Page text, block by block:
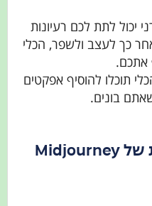
יכול לתת לכם רעיונות
כך לעצב ולשפר, הכלי
אתכם.
תוכלו להוסיף אפקטים
שאתם בונים.
חבילות ועלות חודשית של Midjourney